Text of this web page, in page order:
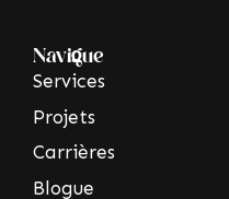
Navigue
Services
Projets
Carrières
Blogue